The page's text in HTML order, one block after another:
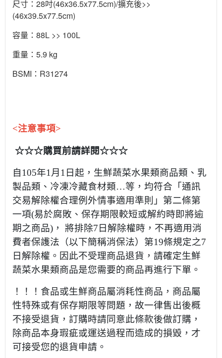
尺寸：28吋(46x36.5x77.5cm)/擴充後>>
(46x39.5x77.5cm)
容量：88L >> 100L
重量：5.9 kg
BSMI：R31274
<注意事項>
☆☆☆購買前請詳閱☆☆☆
自105年1月1日起，生鮮蔬菜水果類商品類、乳
製品類、冷凍冷藏食材類…等，均符合「通訊
交易解除權合理例外情事適用準則」第二條第
一項(易於腐敗、保存期限較短或解約時即將逾
期之商品)， 將排除7日解除權時，不再適用消
費者保護法（以下簡稱消保法）第19條規定之7
日解除權。因此不受理商品退貨，請確定生鮮
蔬菜水果類商品是您需要的商品再進行下單。
！！！食品或生鮮商品屬消耗性商品，商品屬
性特殊或有保存期限等問題，故一律售出後概
不接受退貨，訂購時請同意此條款後做訂購，
除商品本身瑕疵或運送過程而造成的損毀，才
可接受您的退貨申請。